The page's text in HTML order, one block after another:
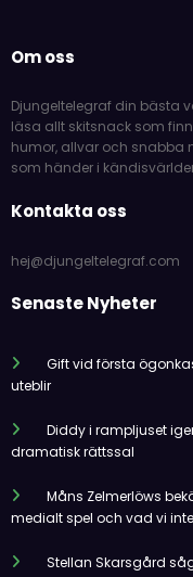
Om oss
Djungeltelegraf din bästa
läsa allt skitsnack som
humor, allvar och snabba
som händer i
Kontakta oss
hej@djungeltelegraf.com
Senaste Nyheter
Gift vid första
uteblir
Diddy i rampljuset
dramatisk rättssal
Måns Zelmerlöws
medialt spel och vad vi
Stellan Skarsgård